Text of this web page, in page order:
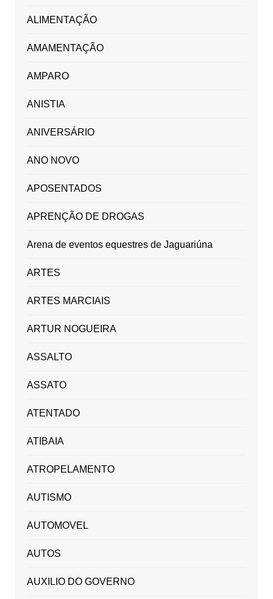
ALIMENTAÇÃO
AMAMENTAÇÃO
AMPARO
ANISTIA
ANIVERSÁRIO
ANO NOVO
APOSENTADOS
APRENÇÃO DE DROGAS
Arena de eventos equestres de Jaguariúna
ARTES
ARTES MARCIAIS
ARTUR NOGUEIRA
ASSALTO
ASSATO
ATENTADO
ATIBAIA
ATROPELAMENTO
AUTISMO
AUTOMOVEL
AUTOS
AUXILIO DO GOVERNO